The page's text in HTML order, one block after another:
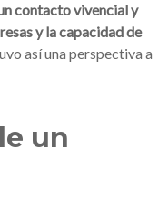
contacto vivencial y
y la capacidad de
así una perspectiva a
un